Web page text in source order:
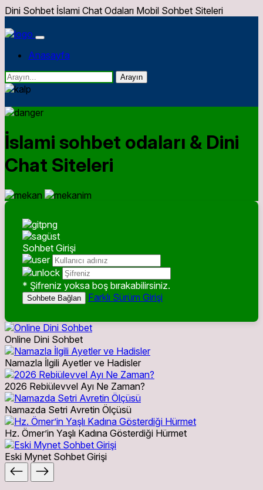
Dini Sohbet İslami Chat Odaları Mobil Sohbet Siteleri
Anasayfa
Arayın
İslami sohbet odaları & Dini
Chat Siteleri
Sohbet Girişi
* Şifreniz yoksa boş bırakabilirsiniz.
Sohbete Bağlan Farklı Sürüm Girişi
Online Dini Sohbet
Namazla İlgili Ayetler ve Hadisler
2026 Rebiülevvel Ayı Ne Zaman?
Namazda Setri Avretin Ölçüsü
Hz. Ömer’in Yaşlı Kadına Gösterdiği Hürmet
Eski Mynet Sohbet Girişi